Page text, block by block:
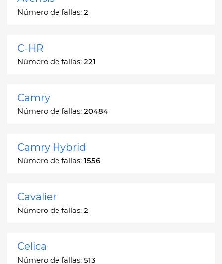
Número de fallas: 2
C-HR
Número de fallas: 221
Camry
Número de fallas: 20484
Camry Hybrid
Número de fallas: 1556
Cavalier
Número de fallas: 2
Celica
Número de fallas: 513